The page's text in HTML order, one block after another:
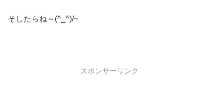
そしたらね～(^_^)/~
スポンサーリンク